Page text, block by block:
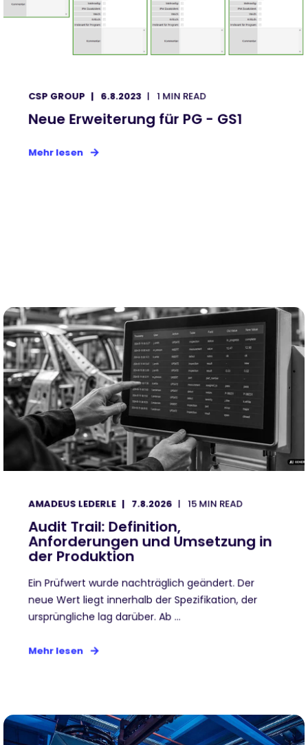
CSP GROUP 6.8.2023 1 MIN READ
Neue Erweiterung für PG - GS1
Mehr lesen
AMADEUS LEDERLE 7.8.2026 15 MIN READ
Audit Trail: Definition,
Anforderungen und Umsetzung in
der Produktion
Ein Prüfwert wurde nachträglich geändert. Der
neue Wert liegt innerhalb der Spezifikation, der
ursprüngliche lag darüber. Ab ...
Mehr lesen